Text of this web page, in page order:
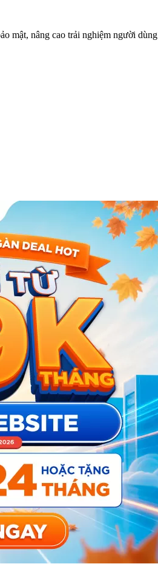
mật, nâng cao trải nghiệm người dùng